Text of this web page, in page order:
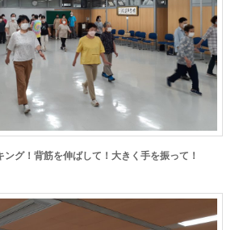
ング！背筋を伸ばして！大きく手を振って！